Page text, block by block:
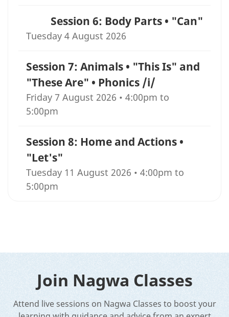
Session 6: Body Parts • "Can"
Tuesday 4 August 2026
Session 7: Animals • "This Is" and
"These Are" • Phonics /i/
Friday 7 August 2026 • 4:00pm to
5:00pm
Session 8: Home and Actions •
"Let's"
Tuesday 11 August 2026 • 4:00pm to
5:00pm
Join Nagwa Classes
Attend live sessions on Nagwa Classes to boost your